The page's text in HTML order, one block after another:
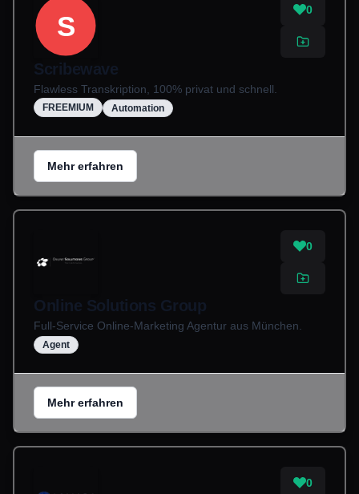
S
0
Scribewave
Flawless Transkription, 100% privat und schnell.
FREEMIUM Automation
Mehr erfahren
0
Online Solutions Group
Full-Service Online-Marketing Agentur aus München.
Agent
Mehr erfahren
0